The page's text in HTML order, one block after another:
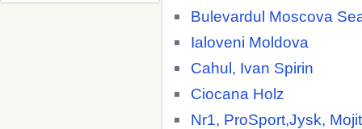
Bulevardul Moscova
Ialoveni Moldova
Cahul, Ivan Spirin
Ciocana Holz
Nr1, ProSport,Jysk,